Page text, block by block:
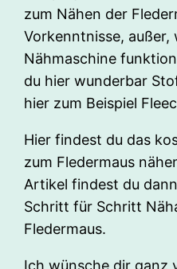
zum Nähen der
Vorkenntnisse, außer,
Nähmaschine
du hier wunderbar
hier zum Beispiel
Hier findest du das
zum Fledermaus
Artikel findest du
Schritt für Schritt
Fledermaus.
Ich wünsche dir ganz